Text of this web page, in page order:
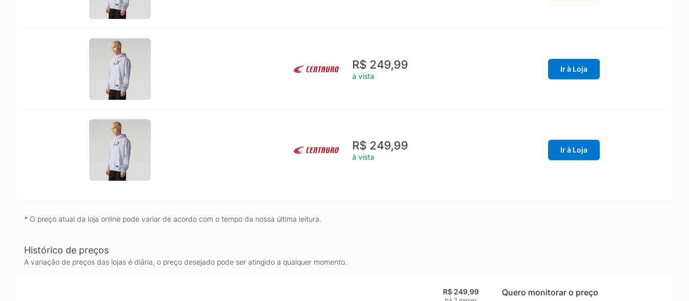
R$ 249,99
à vista
Ir à Loja
R$ 249,99
à vista
Ir à Loja
* O preço atual da loja online pode variar de acordo com o tempo da nossa última leitura.
Histórico de preços
A variação de preços das lojas é diária, o preço desejado pode ser atingido a qualquer momento.
R$ 249,99 Quero monitorar o preço